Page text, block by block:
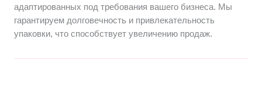
адаптированных под требования вашего бизнеса. Мы
гарантируем долговечность и привлекательность
упаковки, что способствует увеличению продаж.